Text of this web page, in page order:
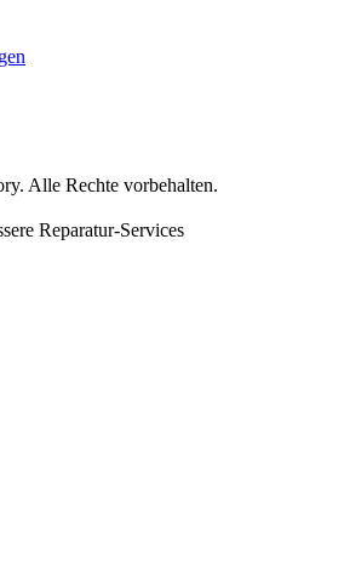
. Alle Rechte vorbehalten.
Reparatur-Services